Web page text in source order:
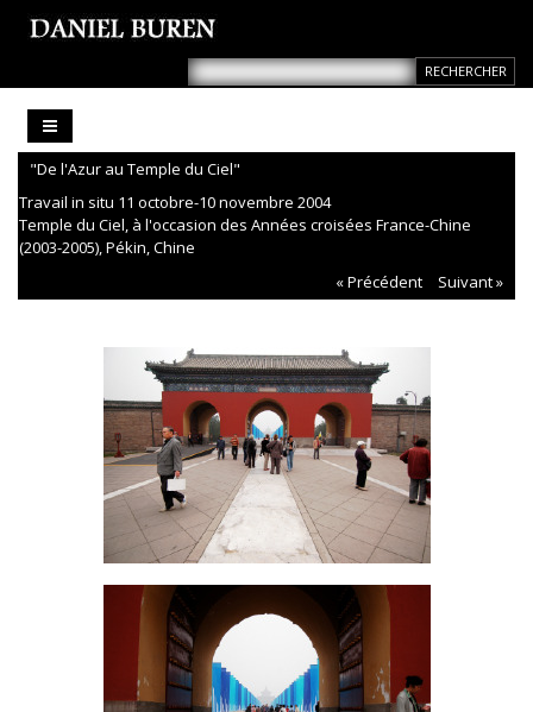
"De l'Azur au Temple du Ciel"
Travail in situ 11 octobre-10 novembre 2004
Temple du Ciel, à l'occasion des Années croisées France-Chine
(2003-2005), Pékin, Chine
« Précédent
Suivant »